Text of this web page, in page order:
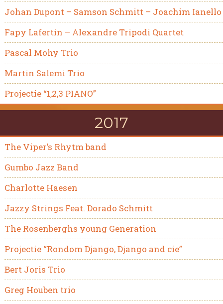
Johan Dupont – Samson Schmitt – Joachim Ianello
Fapy Lafertin – Alexandre Tripodi Quartet
Pascal Mohy Trio
Martin Salemi Trio
Projectie “1,2,3 PIANO”
2017
The Viper’s Rhytm band
Gumbo Jazz Band
Charlotte Haesen
Jazzy Strings Feat. Dorado Schmitt
The Rosenberghs young Generation
Projectie “Rondom Django, Django and cie”
Bert Joris Trio
Greg Houben trio